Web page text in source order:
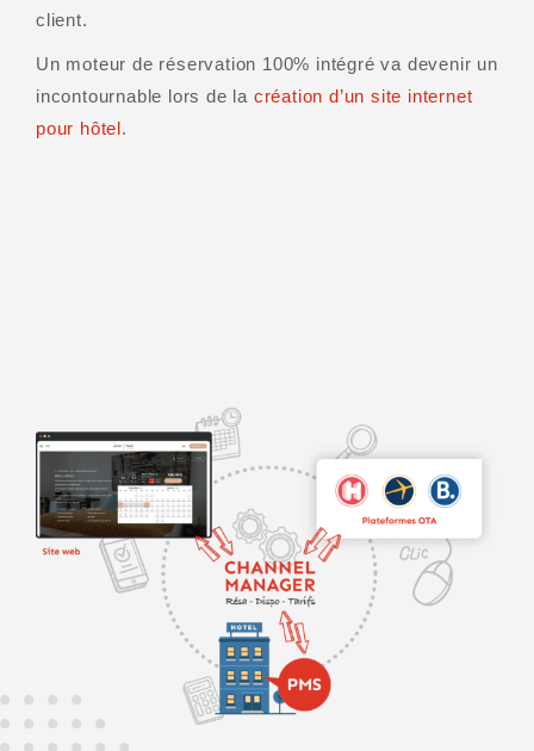
client.
Un moteur de réservation 100% intégré va devenir un
incontournable lors de la création d’un site internet
pour hôtel.